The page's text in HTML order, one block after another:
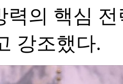
력의 핵심
강조했다.